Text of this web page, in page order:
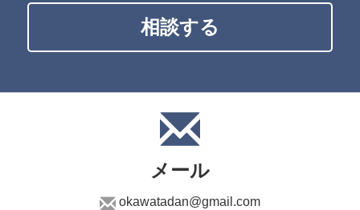
相談する
メール
okawatadan@gmail.com